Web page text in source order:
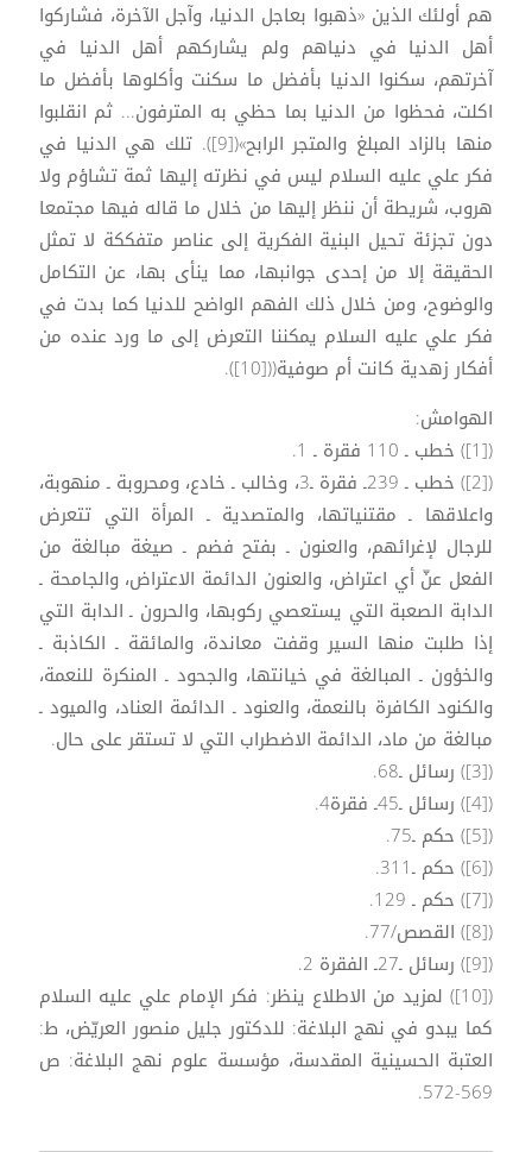
هم أولئك الذين «ذهبوا بعاجل الدنيا، وآجل الآخرة، فشاركوا
أهل الدنيا في دنياهم ولم يشاركهم أهل الدنيا في
آخرتهم، سكنوا الدنيا بأفضل ما سكنت وأكلوها بأفضل ما
اكلت، فحظوا من الدنيا بما حظي به المترفون... ثم انقلبوا
منها بالزاد المبلغ والمتجر الرابح»([9]). تلك هي الدنيا في
فكر علي عليه السلام ليس في نظرته إليها ثمة تشاؤم ولا
هروب، شريطة أن ننظر إليها من خلال ما قاله فيها مجتمعا
دون تجزئة تحيل البنية الفكرية إلى عناصر متفككة لا تمثل
الحقيقة إلا من إحدى جوانبها، مما ينأى بها، عن التكامل
والوضوح، ومن خلال ذلك الفهم الواضح للدنيا كما بدت في
فكر علي عليه السلام يمكننا التعرض إلى ما ورد عنده من
أفكار زهدية كانت أم صوفية(([10]).
الهوامش:
([1]) خطب ـ 110 فقرة ـ 1.
([2]) خطب ـ 239ـ فقرة ـ3، وخالب ـ خادع، ومحروبة ـ منهوبة،
واعلاقها ـ مقتنياتها، والمتصدية ـ المرأة التي تتعرض
للرجال لإغرائهم، والعنون ـ بفتح فضم ـ صيغة مبالغة من
الفعل عنّ أي اعتراض، والعنون الدائمة الاعتراض، والجامحة ـ
الدابة الصعبة التي يستعصي ركوبها، والحرون ـ الدابة التي
إذا طلبت منها السير وقفت معاندة، والمائقة ـ الكاذبة ـ
والخؤون ـ المبالغة في خيانتها، والجحود ـ المنكرة للنعمة،
والكنود الكافرة بالنعمة، والعنود ـ الدائمة العناد، والميود ـ
مبالغة من ماد، الدائمة الاضطراب التي لا تستقر على حال.
([3]) رسائل ـ68.
([4]) رسائل ـ45ـ فقرة4.
([5]) حكم ـ75.
([6]) حكم ـ311.
([7]) حكم ـ 129.
([8]) القصص/77.
([9]) رسائل ـ27ـ الفقرة 2.
([10]) لمزيد من الاطلاع ينظر: فكر الإمام علي عليه السلام
كما يبدو في نهج البلاغة: للدكتور جليل منصور العريّض، ط:
العتبة الحسينية المقدسة، مؤسسة علوم نهج البلاغة: ص
569-572.